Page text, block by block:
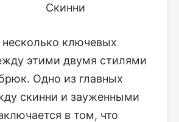
Скинни
ключевых
этими двумя стилями
Одно из главных
скинни и зауженными
в том, что